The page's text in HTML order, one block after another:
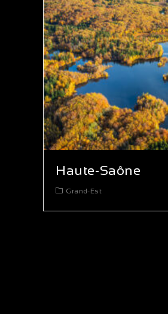
Haute-Saône
Grand-Est